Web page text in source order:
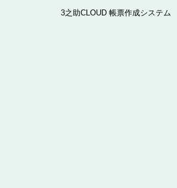
3之助CLOUD 帳票作成システム